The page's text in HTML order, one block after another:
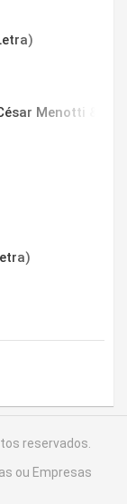
Menotti &
reservados.
ou Empresas